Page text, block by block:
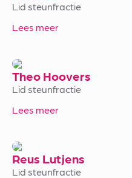
Lid steunfractie
Lees meer
Theo Hoovers
Lid steunfractie
Lees meer
Reus Lutjens
Lid steunfractie